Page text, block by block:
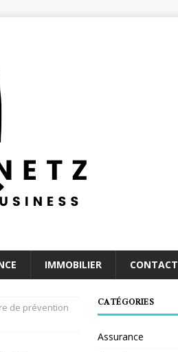
IMMOBILIER CONTACT
de prévention
CATÉGORIES
Assurance